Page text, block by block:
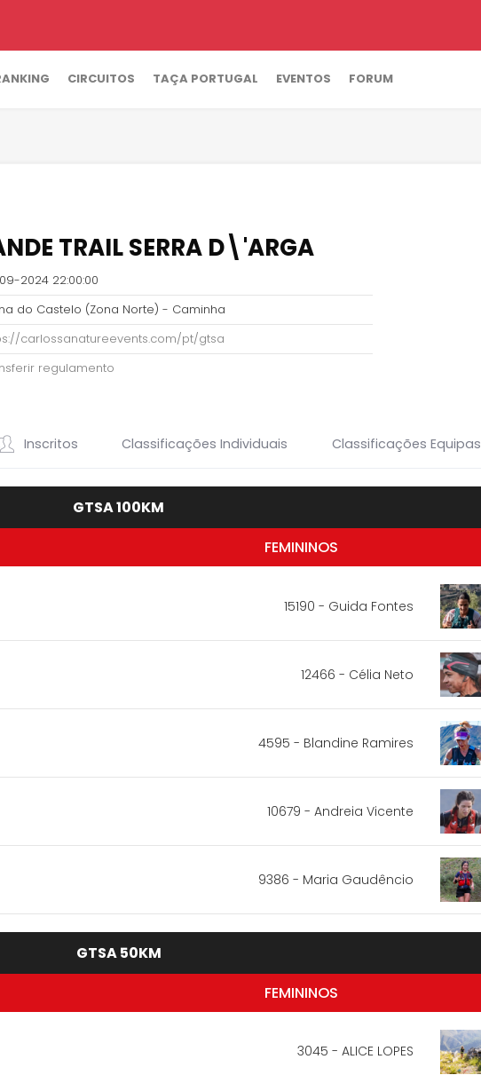
CIRCUITOS TAÇA PORTUGAL EVENTOS FORUM
TRAIL SERRA D\'ARGA
2024 22:00:00
do Castelo (Zona Norte) - Caminha
carlossanatureevents.com/pt/gtsa
regulamento
Inscritos Classificações Individuais Classificações Equipas
GTSA 100KM
FEMININOS
15190 - Guida Fontes
12466 - Célia Neto
4595 - Blandine Ramires
10679 - Andreia Vicente
9386 - Maria Gaudêncio
GTSA 50KM
FEMININOS
3045 - ALICE LOPES